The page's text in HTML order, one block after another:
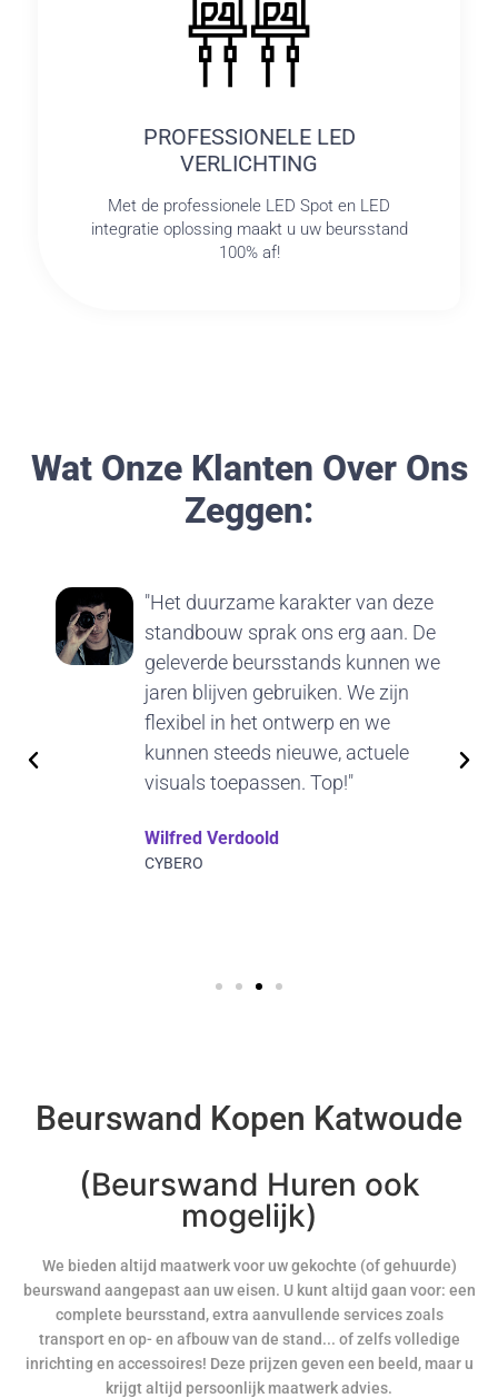
PROFESSIONELE LED
VERLICHTING
Met de professionele LED Spot en LED
integratie oplossing maakt u uw beursstand
100% af!
Wat Onze Klanten Over Ons
Zeggen:
"Het duurzame karakter van deze
standbouw sprak ons erg aan. De
geleverde beursstands kunnen we
jaren blijven gebruiken. We zijn
flexibel in het ontwerp en we
kunnen steeds nieuwe, actuele
visuals toepassen. Top!"
Wilfred Verdoold
CYBERO
Beurswand Kopen Katwoude
(Beurswand Huren ook
mogelijk)
We bieden altijd maatwerk voor uw gekochte (of gehuurde)
beurswand aangepast aan uw eisen. U kunt altijd gaan voor: een
complete beursstand, extra aanvullende services zoals
transport en op- en afbouw van de stand... of zelfs volledige
inrichting en accessoires! Deze prijzen geven een beeld, maar u
krijgt altijd persoonlijk maatwerk advies.